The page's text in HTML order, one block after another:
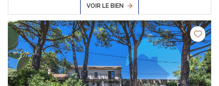
VOIR LE BIEN